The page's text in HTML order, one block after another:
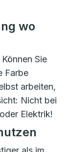
wo
Sie
Farbe
arbeiten,
Nicht bei
Elektrik!